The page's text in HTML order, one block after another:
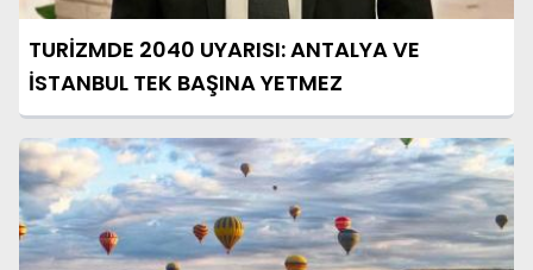
TURİZMDE 2040 UYARISI: ANTALYA VE
İSTANBUL TEK BAŞINA YETMEZ